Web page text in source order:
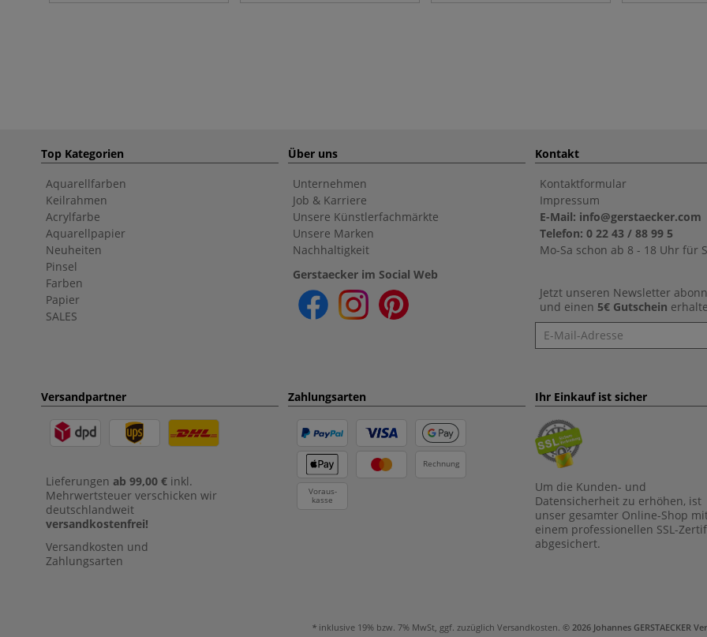
Top Kategorien
Aquarellfarben
Keilrahmen
Acrylfarbe
Aquarellpapier
Neuheiten
Pinsel
Farben
Papier
SALES
Über uns
Unternehmen
Job & Karriere
Unsere Künstlerfachmärkte
Unsere Marken
Nachhaltigkeit
Gerstaecker im Social Web
Kontakt
Kontaktformular
Impressum
E-Mail: info@gerstaecker.com
Telefon: 0 22 43 / 88 99 5
Mo-Sa schon ab 8 - 18 Uhr für
Jetzt unseren Newsletter
und einen 5€ Gutschein
Newsletter
Versandpartner
Lieferungen ab 99,00 € inkl.
Mehrwertsteuer verschicken wir
deutschlandweit
versandkostenfrei!
Versandkosten und
Zahlungsarten
Zahlungsarten
Rechnung
Voraus-
kasse
Ihr Einkauf ist sicher
Um die Kunden- und
Datensicherheit zu erhöhen, ist
unser gesamter Online-Shop
einem professionellen SSL-
abgesichert.
inklusive 19% bzw. 7% MwSt, ggf. zuzüglich Versandkosten. © 2026 Johannes GERSTAECKER